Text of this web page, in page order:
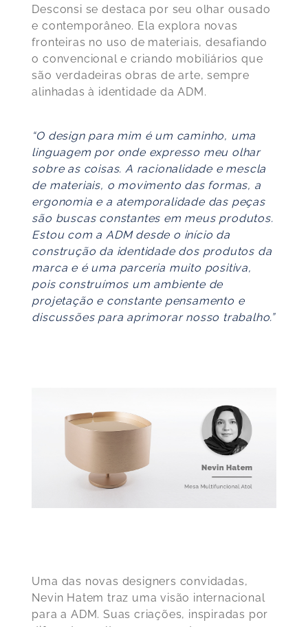
Desconsi se destaca por seu olhar ousado
e contemporâneo. Ela explora novas
fronteiras no uso de materiais, desafiando
o convencional e criando mobiliários que
são verdadeiras obras de arte, sempre
alinhadas à identidade da ADM.
“O design para mim é um caminho, uma
linguagem por onde expresso meu olhar
sobre as coisas. A racionalidade e mescla
de materiais, o movimento das formas, a
ergonomia e a atemporalidade das peças
são buscas constantes em meus produtos.
Estou com a ADM desde o início da
construção da identidade dos produtos da
marca e é uma parceria muito positiva,
pois construímos um ambiente de
projetação e constante pensamento e
discussões para aprimorar nosso trabalho.”
Uma das novas designers convidadas,
Nevin Hatem traz uma visão internacional
para a ADM. Suas criações, inspiradas por